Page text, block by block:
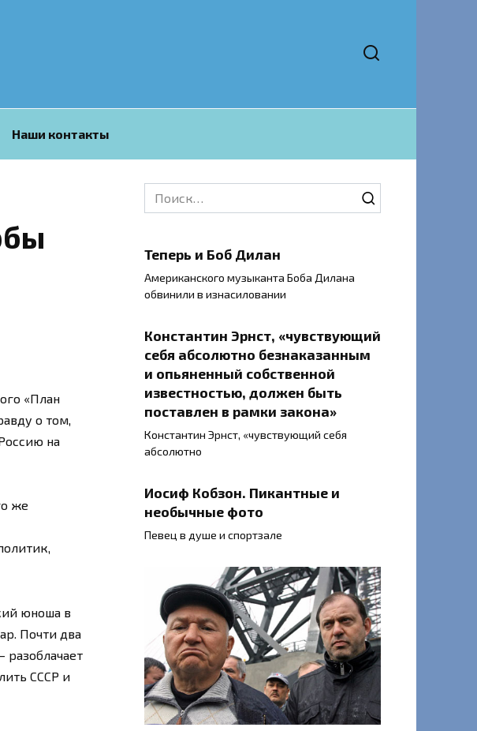
Наши контакты
«План
о том,
на
же
юноша в
Почти два
разоблачает
СССР и
Search
for:
Теперь и Боб Дилан
Американского музыканта Боба Дилана
обвинили в изнасиловании
Константин Эрнст, «чувствующий
себя абсолютно безнаказанным
и опьяненный собственной
известностью, должен быть
поставлен в рамки закона»
Константин Эрнст, «чувствующий себя
абсолютно
Иосиф Кобзон. Пикантные и
необычные фото
Певец в душе и спортзале